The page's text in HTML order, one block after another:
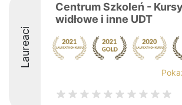
Laureaci
Centrum Szkoleń -
widłowe i inne UDT